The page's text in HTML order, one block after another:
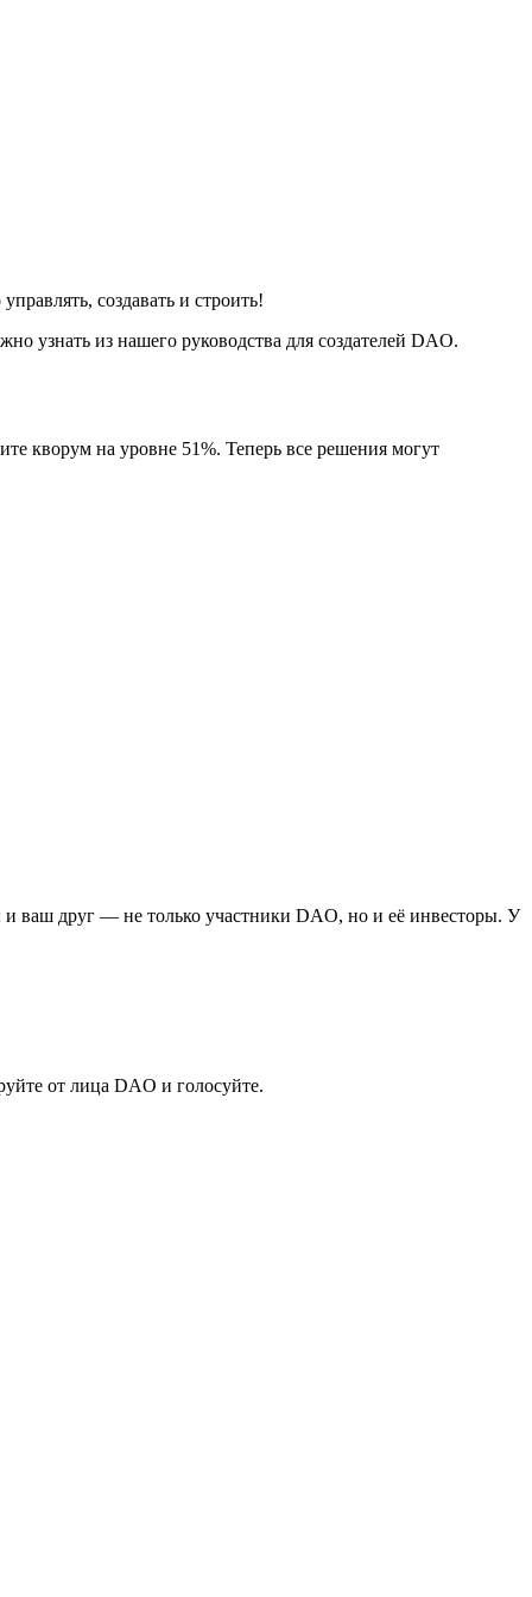
создавать и строить!
узнать из нашего руководства для создателей DAO.
кворум на уровне 51%. Теперь все решения могут
ваш друг — не только участники DAO, но и её инвесторы. У
от лица DAO и голосуйте.